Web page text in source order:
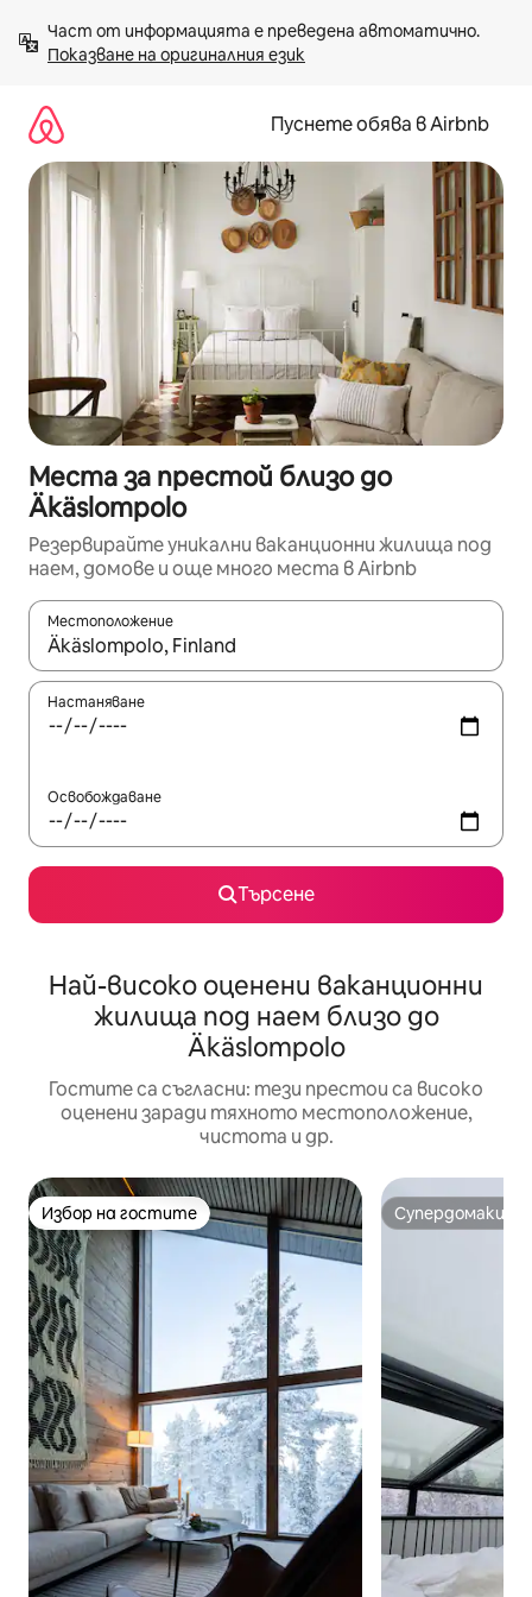
към
съдържанието
Показване на оригиналния език
Пуснете обява в Airbnb
Места за престой близо до
Äkäslompolo
Резервирайте уникални ваканционни жилища под
наем, домове и още много места в Airbnb
Местоположение
Когато резултатите се покажат, използвайте
Настаняване
Освобождаване
Търсене
Най-високо оценени ваканционни
жилища под наем близо до
Äkäslompolo
Гостите са съгласни: тези престои са високо
оценени заради тяхното местоположение,
чистота и др.
Избор на гостите
Избор на гостите Супердомакин
Супердомакин